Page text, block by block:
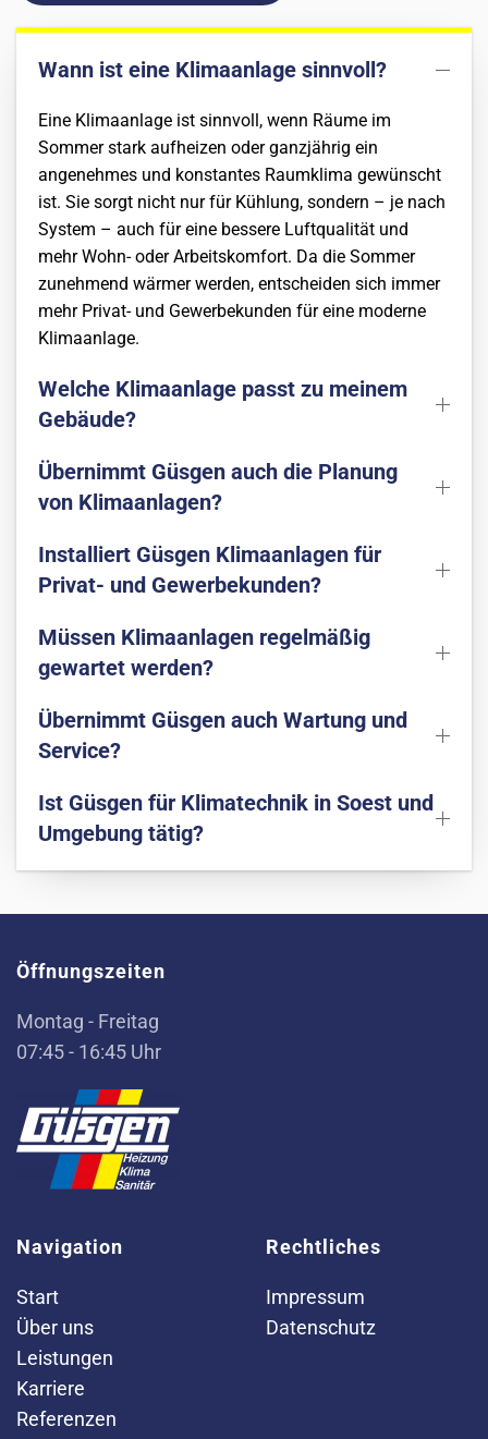
Wann ist eine Klimaanlage sinnvoll?
Eine Klimaanlage ist sinnvoll, wenn Räume im
Sommer stark aufheizen oder ganzjährig ein
angenehmes und konstantes Raumklima gewünscht
ist. Sie sorgt nicht nur für Kühlung, sondern – je nach
System – auch für eine bessere Luftqualität und
mehr Wohn- oder Arbeitskomfort. Da die Sommer
zunehmend wärmer werden, entscheiden sich immer
mehr Privat- und Gewerbekunden für eine moderne
Klimaanlage.
Welche Klimaanlage passt zu meinem
Gebäude?
Übernimmt Güsgen auch die Planung
von Klimaanlagen?
Installiert Güsgen Klimaanlagen für
Privat- und Gewerbekunden?
Müssen Klimaanlagen regelmäßig
gewartet werden?
Übernimmt Güsgen auch Wartung und
Service?
Ist Güsgen für Klimatechnik in Soest und
Umgebung tätig?
Öffnungszeiten
Montag - Freitag
07:45 - 16:45 Uhr
Navigation
Start
Über uns
Leistungen
Karriere
Referenzen
Rechtliches
Impressum
Datenschutz